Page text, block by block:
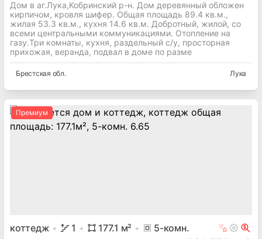
Дом в аг.Лука,Кобринский р-н. Дом деревянный обложен
кирпичом, кровля шифер. Общая площадь 89.4 кв.м.,
жилая 53.3 кв.м., кухня 14.6 кв.м. Добротный, жилой, со
всеми центральными коммуникациями. Отопление на
газу.Три комнаты, кухня, раздельный с/у, просторная
прихожая, веранда, подвал в доме по разме
Брестская обл. Лука
Премиум
коттедж 1 177.1 м² 5-комн.